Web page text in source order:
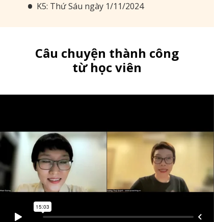
K5: Thứ Sáu ngày 1/11/2024
Câu chuyện thành công
từ học viên